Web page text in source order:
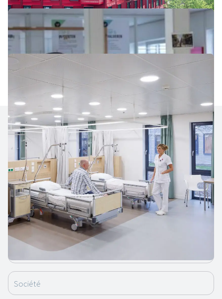
Enseignement
Soins de santé
Brochure
Construction modulaire, toujours
l’espace qu’il vous faut
Téléchargez la brochure ici.
Prénom*
Nom de famille*
Société